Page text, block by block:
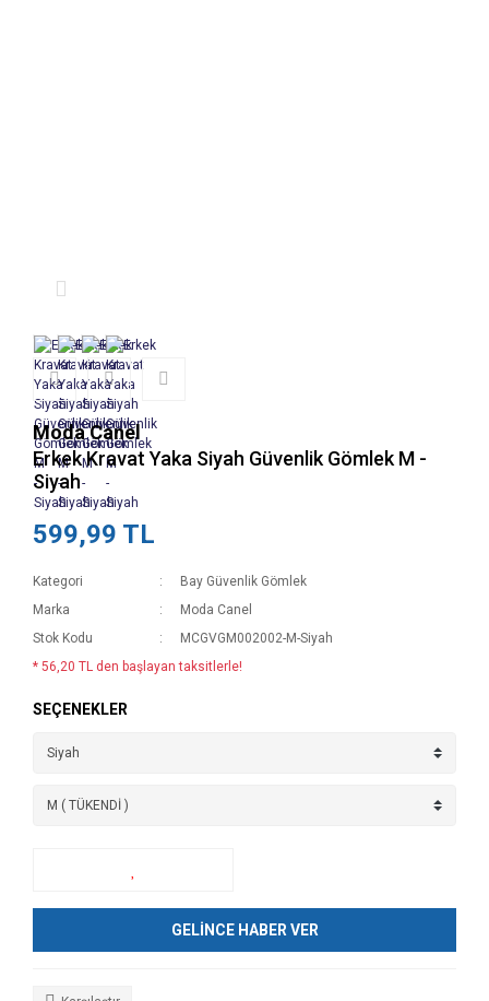
Moda Canel
Erkek Kravat Yaka Siyah Güvenlik Gömlek M -
Siyah
599,99 TL
Kategori
Bay Güvenlik Gömlek
Marka
Moda Canel
Stok Kodu
MCGVGM002002-M-Siyah
* 56,20 TL den başlayan taksitlerle!
SEÇENEKLER
GELİNCE HABER VER